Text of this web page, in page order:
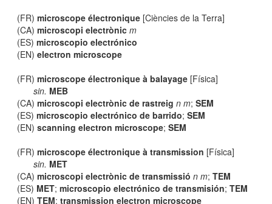
(FR)microscope électronique [Ciències de la Terra]
(CA)microscopi electrònic m
(ES)microscopio electrónico
(EN)electron microscope
(FR)microscope électronique à balayage [Física]
sin. MEB
(CA)microscopi electrònic de rastreig n m;SEM
(ES)microscopio electrónico de barrido;SEM
(EN)scanning electron microscope;SEM
(FR)microscope électronique à transmission [Física]
sin. MET
(CA)microscopi electrònic de transmissió n m;TEM
(ES) MET;microscopio electrónico de transmisión;TEM
(EN)TEM;transmission electron microscope